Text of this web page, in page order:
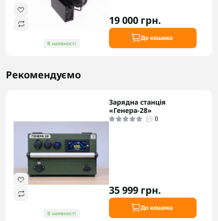
В наявності
19 000 грн.
До кошика
Рекомендуємо
В наявності
Зарядна станція
«Генера-28»
0
35 999 грн.
До кошика